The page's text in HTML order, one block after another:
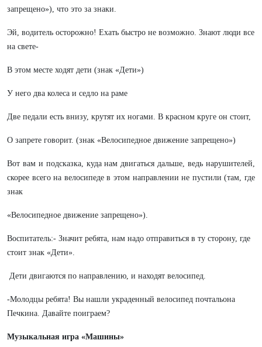
запрещено»), что это за знаки.
Эй, водитель осторожно! Ехать быстро не возможно. Знают люди все
на свете-
В этом месте ходят дети (знак «Дети»)
У него два колеса и седло на раме
Две педали есть внизу, крутят их ногами. В красном круге он стоит,
О запрете говорит. (знак «Велосипедное движение запрещено»)
Вот вам и подсказка, куда нам двигаться дальше, ведь нарушителей,
скорее всего на велосипеде в этом направлении не пустили (там, где
знак
«Велосипедное движение запрещено»).
Воспитатель:- Значит ребята, нам надо отправиться в ту сторону, где
стоит знак «Дети».
Дети двигаются по направлению, и находят велосипед.
-Молодцы ребята! Вы нашли украденный велосипед почтальона
Печкина. Давайте поиграем?
Музыкальная игра «Машины»